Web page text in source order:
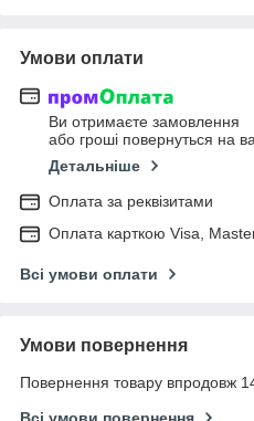
Умови оплати
Ви отримаєте замовлення
або гроші повернуться на
Детальніше
Оплата за реквізитами
Оплата карткою Visa,
Всі умови оплати
Умови повернення
Повернення товару впродовж